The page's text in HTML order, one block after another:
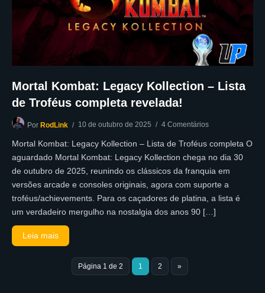
Mortal Kombat: Legacy Kollection – Lista
de Troféus completa revelada!
Por RodLink 10 de outubro de 2025 4 Comentários
Mortal Kombat: Legacy Kollection – Lista de Troféus completa O
aguardado Mortal Kombat: Legacy Kollection chega no dia 30
de outubro de 2025, reunindo os clássicos da franquia em
versões arcade e consoles originais, agora com suporte a
troféus/achievements. Para os caçadores de platina, a lista é
um verdadeiro mergulho na nostalgia dos anos 90 […]
Leia mais
Página 1 de 2 1 2 »